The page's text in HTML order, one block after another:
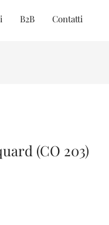
B2B Contatti
(CO 203)